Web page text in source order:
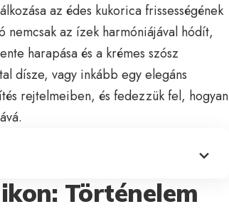
az édes kukorica frissességének
nemcsak az ízek harmóniájával hódít,
harapása és a krémes szósz
dísze, vagy inkább egy elegáns
rejtelmeiben, és fedezzük fel, hogyan
Történelem